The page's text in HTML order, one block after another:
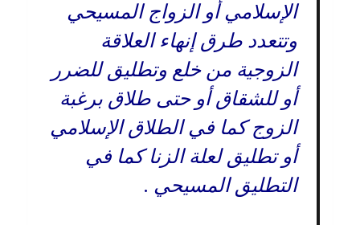
الإسلامي أو الزواج المسيحي
وتتعدد طرق إنهاء العلاقة
الزوجية من خلع وتطليق للضرر
أو للشقاق أو حتى طلاق برغبة
الزوج كما في الطلاق الإسلامي
أو تطليق لعلة الزنا كما في
التطليق المسيحي .